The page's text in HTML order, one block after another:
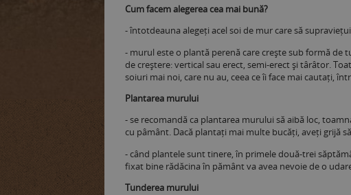
Cum facem alegerea cea mai bună?
- întotdeauna alegeți acel soi de mur care să
- murul este o plantă perenă care crește sub formă
de creștere: vertical sau erect, semi-erect și târâtor.
soiuri mai noi, care nu au, ceea ce îi face mai cautați,
Plantarea murului
- se recomandă ca plantarea murului să aibă loc,
cu pâmânt. Dacă plantați mai multe bucăți, aveți grijă
- când plantele sunt tinere, în primele două-trei
fixat bine rădăcina în pământ va avea nevoie de o
Tunderea murului